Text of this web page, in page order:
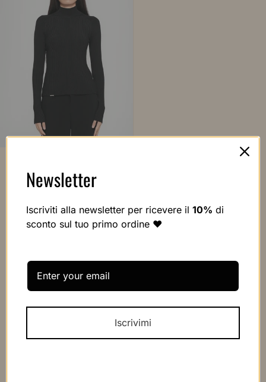
Newsletter
Iscriviti alla newsletter per ricevere il 10% di
sconto sul tuo primo ordine ❤️
Iscrivimi